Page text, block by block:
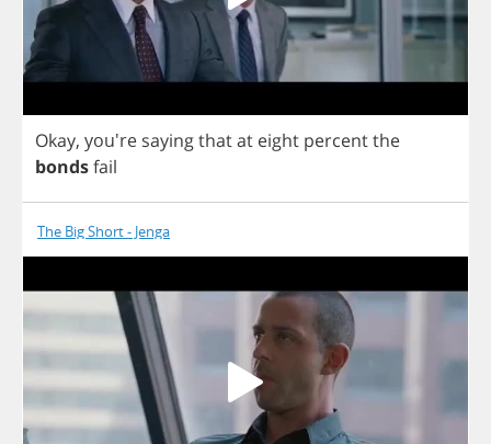
Okay, you're sayingthatat eight percentthe
bondsfail
The Big Short - Jenga